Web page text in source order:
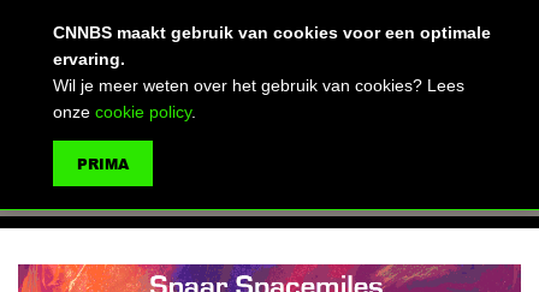
CNNBS maakt gebruik van cookies voor een optimale
ervaring.
Wil je meer weten over het gebruik van cookies? Lees
onze cookie policy.
PRIMA